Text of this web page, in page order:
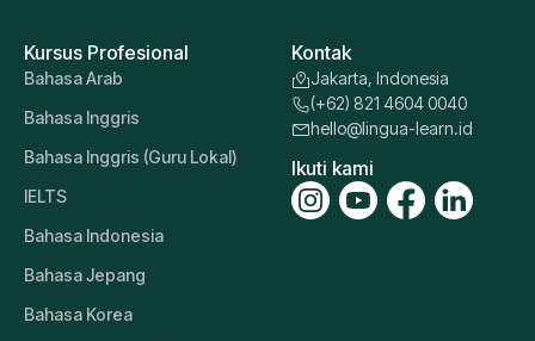
Kursus Profesional
Bahasa Arab
Bahasa Inggris
Bahasa Inggris (Guru Lokal)
IELTS
Bahasa Indonesia
Bahasa Jepang
Bahasa Korea
Kontak
Jakarta, Indonesia
(+62) 821 4604 0040
hello@lingua-learn.id
Ikuti kami